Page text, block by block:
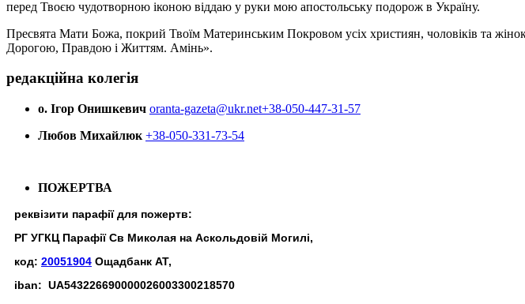
перед Твоєю чудотворною іконою віддаю у руки мою апостольську подорож в Україну.
Пресвята Мати Божа, покрий Твоїм Материнським Покровом усіх християн, чоловіків та
Дорогою, Правдою і Життям. Амінь».
редакційна колегія
о. Ігор Онишкевич oranta-gazeta@ukr.net+38-050-447-31-57
Любов Михайлюк +38-050-331-73-54
ПОЖЕРТВА
реквізити парафії для пожертв:
РГ УГКЦ Парафії Св Миколая на Аскольдовій Могилі,
код: 20051904 Ощадбанк АТ,
iban: UA543226690000026003300218570